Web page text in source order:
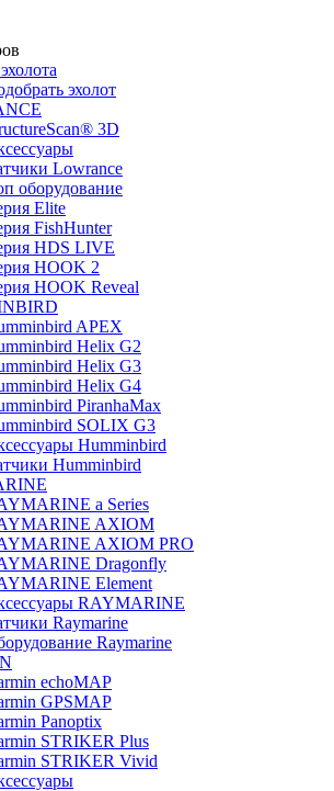
эхолот
3D
Lowrance
оборудование
Elite
FishHunter
HDS LIVE
HOOK 2
HOOK Reveal
APEX
Helix G2
Helix G3
Helix G4
PiranhaMax
SOLIX G3
Humminbird
Humminbird
a Series
AXIOM
AXIOM PRO
Dragonfly
Element
RAYMARINE
Raymarine
Raymarine
echoMAP
GPSMAP
Panoptix
STRIKER Plus
STRIKER Vivid